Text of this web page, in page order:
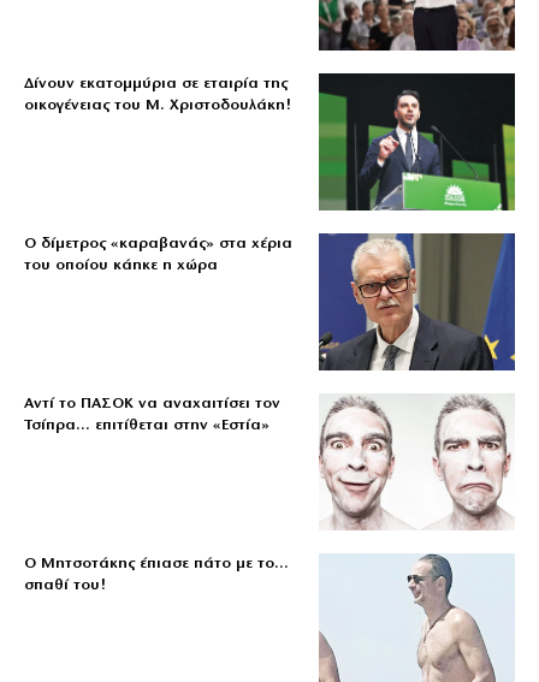
Δίνουν εκατομμύρια σε εταιρία της
οικογένειας του Μ. Χριστοδουλάκη!
Ο δίμετρος «καραβανάς» στα χέρια
του οποίου κάηκε η χώρα
Αντί το ΠΑΣΟΚ να αναχαιτίσει τον
Τσίπρα… επιτίθεται στην «Εστία»
Ο Μητσοτάκης έπιασε πάτο με το…
σπαθί του!